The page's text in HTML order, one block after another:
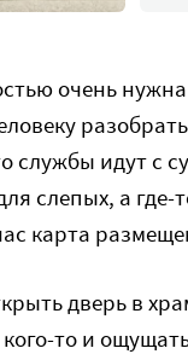
очень
службы идут с
слепых, а
карта
дверь в
то и